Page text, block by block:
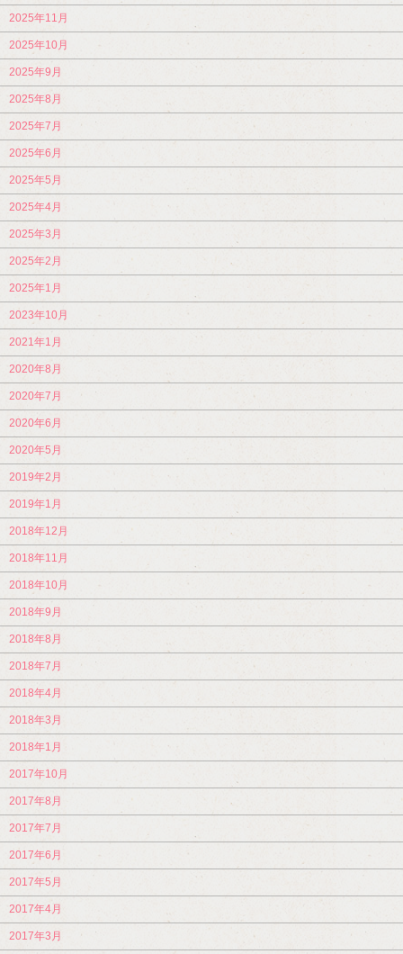
2025年11月
2025年10月
2025年9月
2025年8月
2025年7月
2025年6月
2025年5月
2025年4月
2025年3月
2025年2月
2025年1月
2023年10月
2021年1月
2020年8月
2020年7月
2020年6月
2020年5月
2019年2月
2019年1月
2018年12月
2018年11月
2018年10月
2018年9月
2018年8月
2018年7月
2018年4月
2018年3月
2018年1月
2017年10月
2017年8月
2017年7月
2017年6月
2017年5月
2017年4月
2017年3月